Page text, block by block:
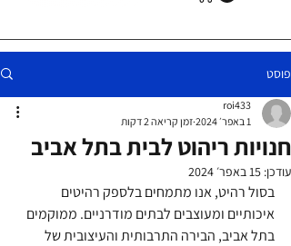
פוסט
חנויות ריהוט לבית בתל אביב
roi433
1 באפר׳ 2024
זמן קריאה 2 דקות
עודכן: 15 באפר׳ 2024
בסול רהיט, אנו מתמחים בלספק רהיטים
איכותיים ומעוצבים לבתים מודרניים. ממוקמים
בתל אביב, הבירה התרבותית והעיצובית של